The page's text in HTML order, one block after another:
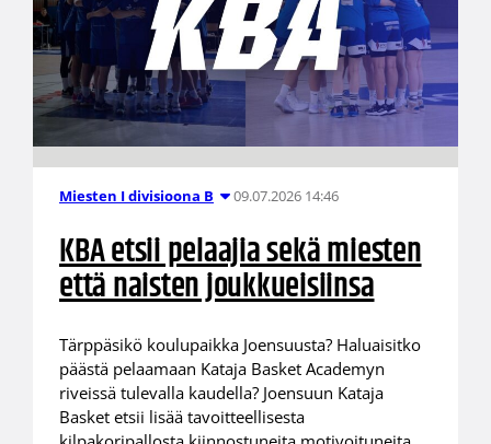
Miesten I divisioona B 09.07.2026 14:46
KBA etsii pelaajia sekä miesten
että naisten joukkueisiinsa
Tärppäsikö koulupaikka Joensuusta? Haluaisitko
päästä pelaamaan Kataja Basket Academyn
riveissä tulevalla kaudella? Joensuun Kataja
Basket etsii lisää tavoitteellisesta